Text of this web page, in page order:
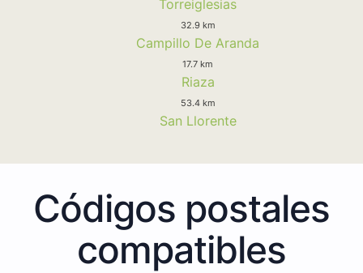
Torreiglesias
32.9 km
Campillo De Aranda
17.7 km
Riaza
53.4 km
San Llorente
Códigos postales
compatibles